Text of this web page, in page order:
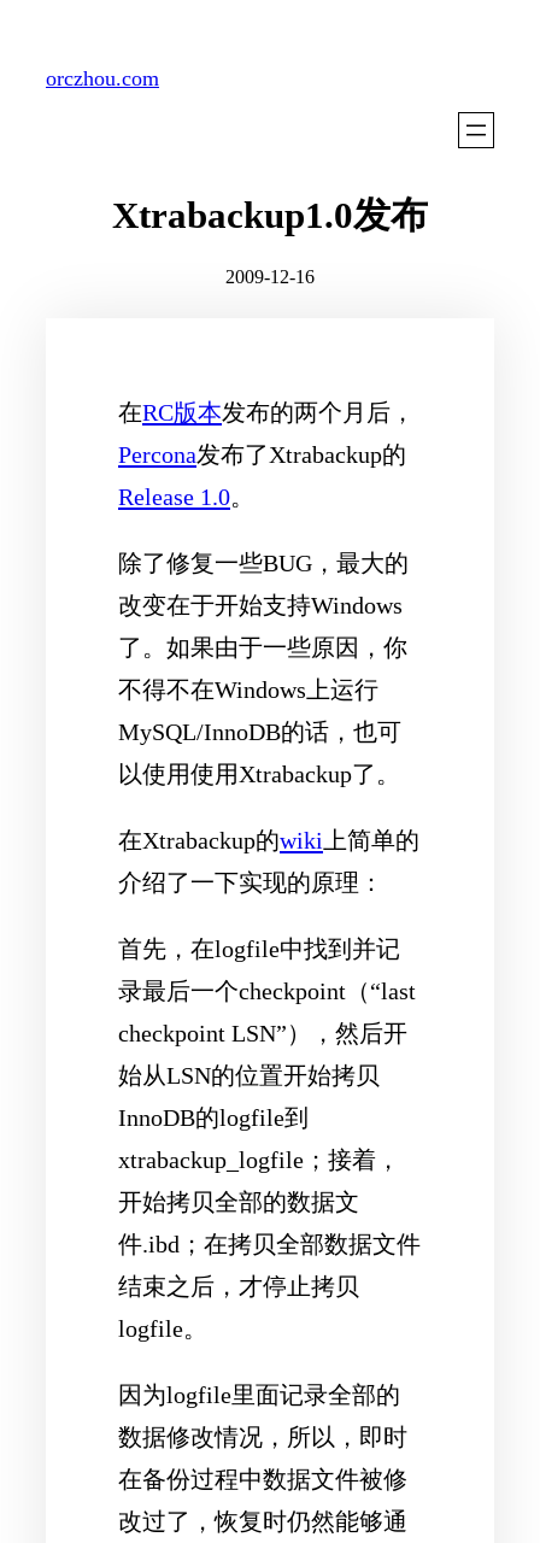
orczhou.com
Xtrabackup1.0发布
2009-12-16
在RC版本发布的两个月后，
Percona发布了Xtrabackup的
Release 1.0。
除了修复一些BUG，最大的
改变在于开始支持Windows
了。如果由于一些原因，你
不得不在Windows上运行
MySQL/InnoDB的话，也可
以使用使用Xtrabackup了。
在Xtrabackup的wiki 上简单的
介绍了一下实现的原理：
首先，在logfile中找到并记
录最后一个checkpoint（“last
checkpoint LSN”），然后开
始从LSN的位置开始拷贝
InnoDB的logfile到
xtrabackup_logfile；接着，
开始拷贝全部的数据文
件.ibd；在拷贝全部数据文件
结束之后，才停止拷贝
logfile。
因为logfile里面记录全部的
数据修改情况，所以，即时
在备份过程中数据文件被修
改过了，恢复时仍然能够通